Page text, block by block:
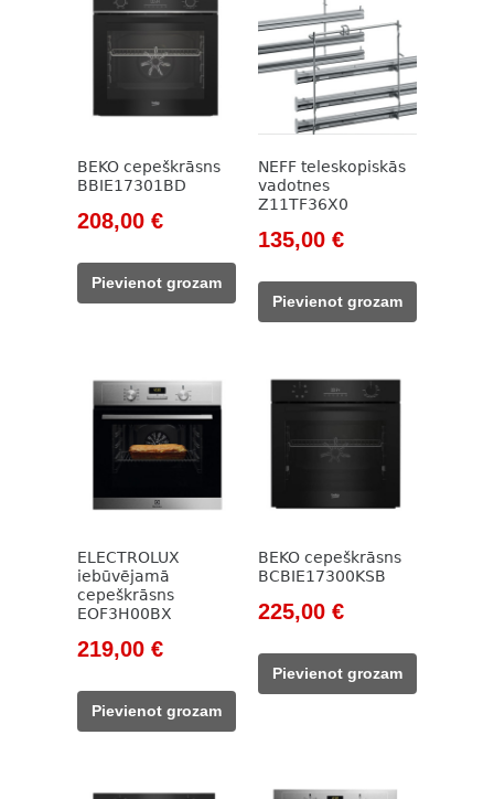
BEKO cepeškrāsns
BBIE17301BD
Original
was:
785,00 €.
208,00 €Current
208,00 €.
Pievienot grozam
NEFF teleskopiskās
vadotnes
Z11TF36X0
Original
was:
155,00 €.
135,00 €Current
135,00 €.
Pievienot grozam
ELECTROLUX
iebūvējamā
cepeškrāsns
EOF3H00BX
Original
was:
318,00 €.
219,00 €Current
219,00 €.
Pievienot grozam
BEKO cepeškrāsns
BCBIE17300KSB
Original
was:
785,00 €.
225,00 €Current
225,00 €.
Pievienot grozam